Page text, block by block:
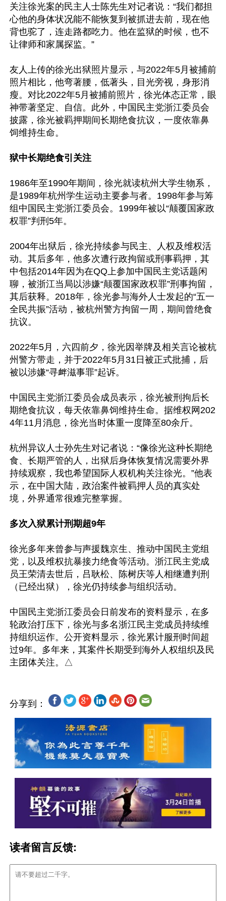
关注徐光案的民主人士陈先生对记者说：“我们都担
心他的身体状况能不能恢复到被抓进去前，现在他
背也驼了，连走路都吃力。他在监狱的时候，也不
让律师和家属探监。”
友人上传的徐光出狱照片显示，与2022年5月被捕前
照片相比，他弯著腰，低著头，目光旁视，身形消
瘦。对比2022年5月被捕前照片，徐光体态正常，眼
神带著坚定、自信。此外，中国民主党浙江委员会
披露，徐光被羁押期间长期绝食抗议，一度依靠鼻
饲维持生命。
狱中长期绝食引关注
1986年至1990年期间，徐光就读杭州大学生物系，
是1989年杭州学生运动主要参与者。1998年参与筹
组中国民主党浙江委员会。1999年被以“颠覆国家政
权罪”判刑5年。
2004年出狱后，徐光持续参与民主、人权及维权活
动。其后多年，他多次遭行政拘留或刑事羁押，其
中包括2014年因为在QQ上参加中国民主党话题闲
聊，被浙江当局以涉嫌“颠覆国家政权罪”刑事拘留，
其后获释。2018年，徐光参与海外人士发起的“五一
全民共振”活动，被杭州警方拘留一周，期间曾绝食
抗议。
2022年5月，六四前夕，徐光因举牌及相关言论被杭
州警方带走，并于2022年5月31日被正式批捕，后
被以涉嫌“寻衅滋事罪”起诉。
中国民主党浙江委员会成员表示，徐光被刑拘后长
期绝食抗议，每天依靠鼻饲维持生命。据维权网202
4年11月消息，徐光当时体重一度降至80余斤。
杭州异议人士孙先生对记者说：“像徐光这种长期绝
食、长期严管的人，出狱后身体恢复情况需要外界
持续观察，我也希望国际人权机构关注徐光。”他表
示，在中国大陆，政治案件被羁押人员的真实处
境，外界通常很难完整掌握。
多次入狱累计刑期超9年
徐光多年来曾参与声援魏京生、推动中国民主党组
党，以及维权抗暴接力绝食等活动。浙江民主党成
员王荣清去世后，吕耿松、陈树庆等人相继遭判刑
（已经出狱），徐光仍持续参与组织活动。
中国民主党浙江委员会日前发布的资料显示，在多
轮政治打压下，徐光与多名浙江民主党成员持续维
持组织运作。公开资料显示，徐光累计服刑时间超
过9年。多年来，其案件长期受到海外人权组织及民
分享到：
读者留言反馈: